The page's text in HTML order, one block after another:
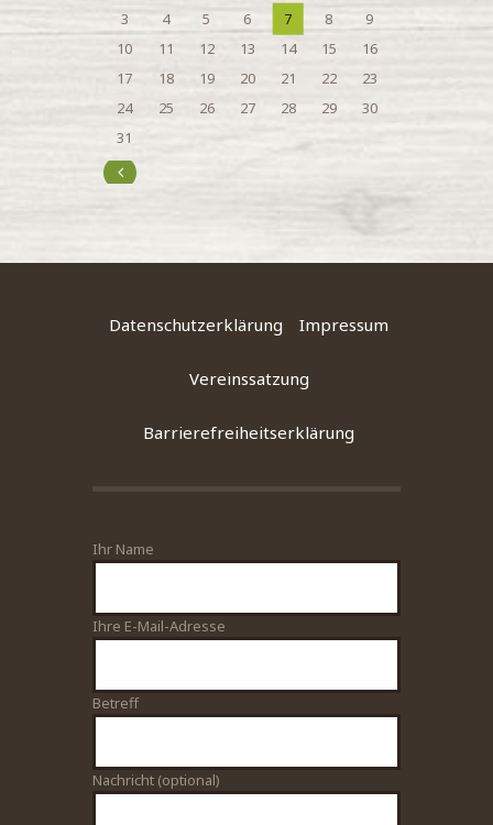
3
4 5 6 7 8
9
10
11 12 13 14 15
16
17
18 19 20 21 22
23
24
25 26 27 28 29
30
31
« Juli
Datenschutzerklärung Impressum
Vereinssatzung
Barrierefreiheitserklärung
Bitte lasse dieses Feld leer.
Ihr Name
Ihre E-Mail-Adresse
Betreff
Nachricht (optional)